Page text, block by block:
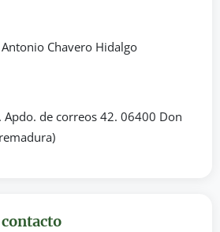
Antonio Chavero Hidalgo
Apdo. de correos 42. 06400 Don